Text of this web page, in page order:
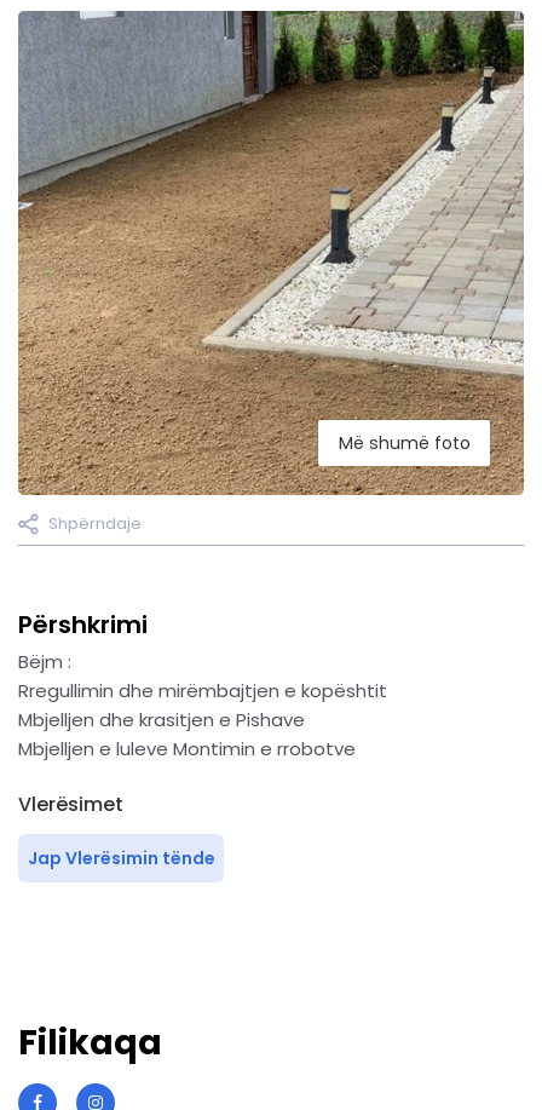
Më shumë foto
Shpërndaje
Përshkrimi
Bëjm :
Rregullimin dhe mirëmbajtjen e kopështit
Mbjelljen dhe krasitjen e Pishave
Mbjelljen e luleve Montimin e rrobotve
Vlerësimet
Jap Vlerësimin tënde
Filikaqa